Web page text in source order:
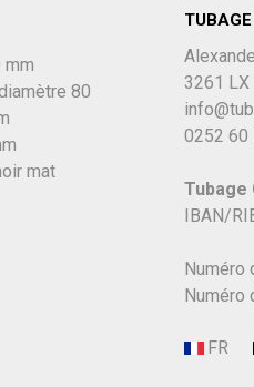
mm
80
mat
3261 LX
0252 60
Tubage
IBAN/
Numéro
Numéro